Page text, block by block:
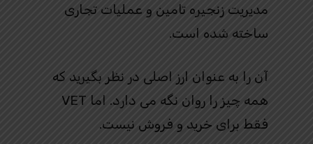
مدیریت زنجیره تامین و عملیات تجاری
ساخته شده است.
آن را به عنوان ارز اصلی در نظر بگیرید که
همه چیز را روان نگه می دارد. اما VET
فقط برای خرید و فروش نیست.